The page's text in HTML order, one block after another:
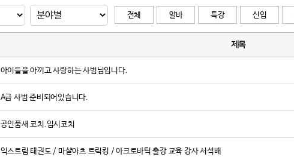
전체 알바 특강 신입
제목
아이들을 아끼고 사랑하는 사범님입니다.
A급 사범 준비되어있습니다.
공인품새 코치.입시코치
익스트림 태권도 / 마샬아츠 트릭킹 / 아크로바틱 출강 교육 강사 서석배